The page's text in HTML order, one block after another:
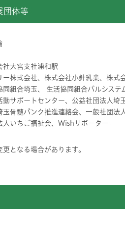
団体等
社大宮支社浦和駅
株式会社、株式会社小針乳業、株式
埼玉、 生活協同組合パルシステ
サポートセンター、公益社団法人埼
ンク推進連絡会、一般社団法人
ご福祉会、Wishサポーター
となる場合があります。